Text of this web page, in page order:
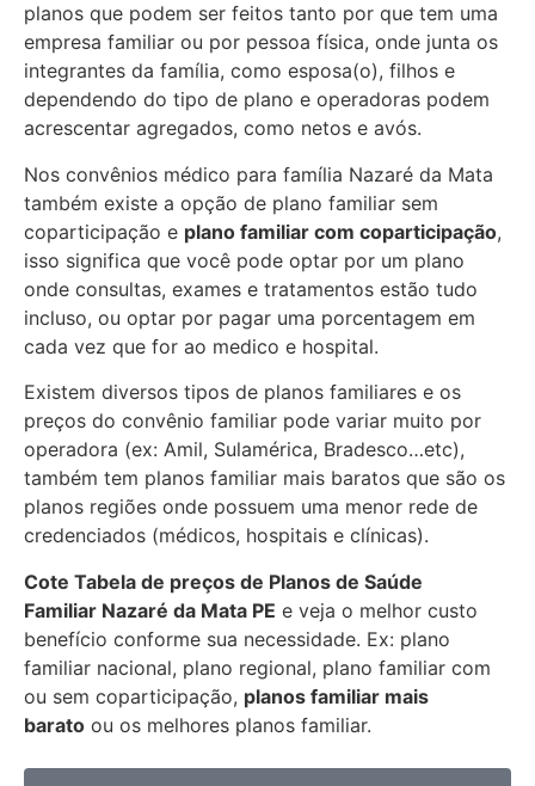
planos que podem ser feitos tanto por que tem uma
empresa familiar ou por pessoa física, onde junta os
integrantes da família, como esposa(o), filhos e
dependendo do tipo de plano e operadoras podem
acrescentar agregados, como netos e avós.
Nos convênios médico para família Nazaré da Mata
também existe a opção de plano familiar sem
coparticipação e plano familiar com coparticipação,
isso significa que você pode optar por um plano
onde consultas, exames e tratamentos estão tudo
incluso, ou optar por pagar uma porcentagem em
cada vez que for ao medico e hospital.
Existem diversos tipos de planos familiares e os
preços do convênio familiar pode variar muito por
operadora (ex: Amil, Sulamérica, Bradesco…etc),
também tem planos familiar mais baratos que são os
planos regiões onde possuem uma menor rede de
credenciados (médicos, hospitais e clínicas).
Cote Tabela de preços de Planos de Saúde
Familiar Nazaré da Mata PE e veja o melhor custo
benefício conforme sua necessidade. Ex: plano
familiar nacional, plano regional, plano familiar com
ou sem coparticipação, planos familiar mais
barato ou os melhores planos familiar.